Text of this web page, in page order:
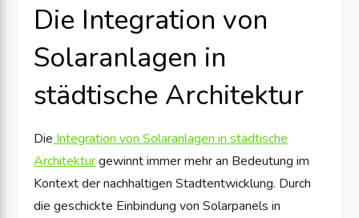
Die Integration von
Solaranlagen in
städtische Architektur
Die Integration von Solaranlagen in städtische
Architekturgewinnt immer mehr an Bedeutung im
Kontext der nachhaltigen Stadtentwicklung. Durch
die geschickte Einbindung von Solarpanels in